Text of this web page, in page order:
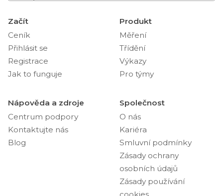
Začít
Ceník
Přihlásit se
Registrace
Jak to funguje
Produkt
Měření
Třídění
Výkazy
Pro týmy
Nápověda a zdroje
Centrum podpory
Kontaktujte nás
Blog
Společnost
O nás
Kariéra
Smluvní podmínky
Zásady ochrany
osobních údajů
Zásady používání
cookies